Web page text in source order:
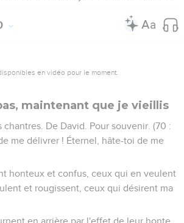
en vidéo pour le moment.
maintenant que je vieillis
chantres. De David. Pour souvenir. (70 :
me délivrer ! Éternel, hâte-toi de me
honteux et confus, ceux qui en veulent
et rougissent, ceux qui désirent ma
en arrière par l'effet de leur honte,